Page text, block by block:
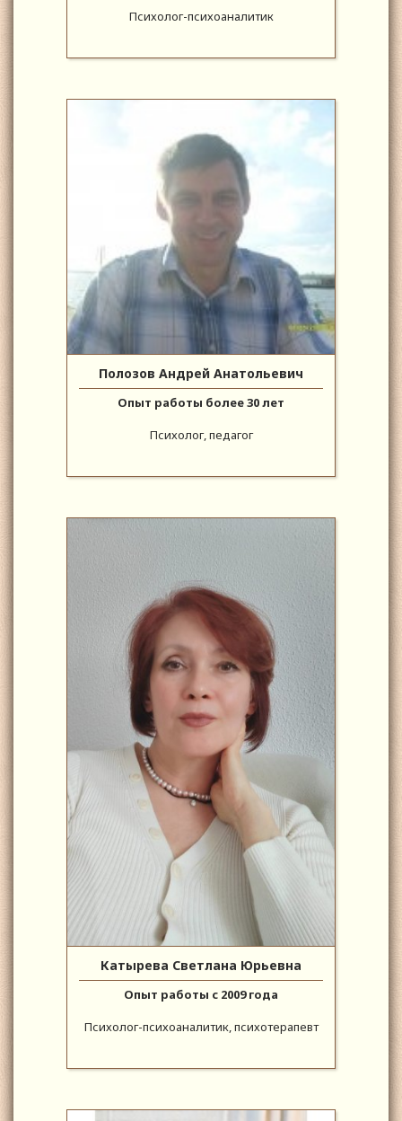
Психолог-психоаналитик
Полозов Андрей Анатольевич
Опыт работы более 30 лет
Психолог, педагог
Катырева Светлана Юрьевна
Опыт работы с 2009 года
Психолог-психоаналитик, психотерапевт